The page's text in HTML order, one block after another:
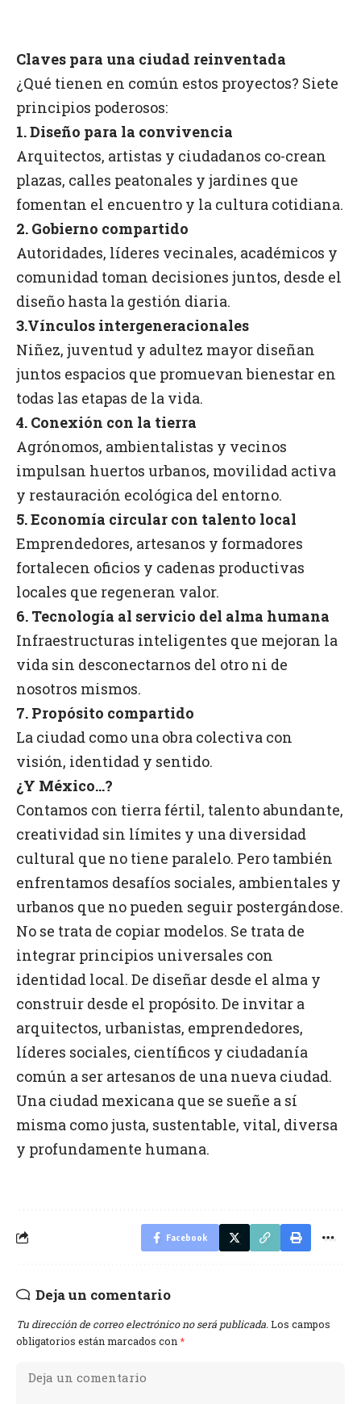
Claves para una ciudad reinventada
¿Qué tienen en común estos proyectos? Siete
principios poderosos:
1. Diseño para la convivencia
Arquitectos, artistas y ciudadanos co-crean
plazas, calles peatonales y jardines que
fomentan el encuentro y la cultura cotidiana.
2. Gobierno compartido
Autoridades, líderes vecinales, académicos y
comunidad toman decisiones juntos, desde el
diseño hasta la gestión diaria.
3.Vínculos intergeneracionales
Niñez, juventud y adultez mayor diseñan
juntos espacios que promuevan bienestar en
todas las etapas de la vida.
4. Conexión con la tierra
Agrónomos, ambientalistas y vecinos
impulsan huertos urbanos, movilidad activa
y restauración ecológica del entorno.
5. Economía circular con talento local
Emprendedores, artesanos y formadores
fortalecen oficios y cadenas productivas
locales que regeneran valor.
6. Tecnología al servicio del alma humana
Infraestructuras inteligentes que mejoran la
vida sin desconectarnos del otro ni de
nosotros mismos.
7. Propósito compartido
La ciudad como una obra colectiva con
visión, identidad y sentido.
¿Y México…?
Contamos con tierra fértil, talento abundante,
creatividad sin límites y una diversidad
cultural que no tiene paralelo. Pero también
enfrentamos desafíos sociales, ambientales y
urbanos que no pueden seguir postergándose.
No se trata de copiar modelos. Se trata de
integrar principios universales con
identidad local. De diseñar desde el alma y
construir desde el propósito. De invitar a
arquitectos, urbanistas, emprendedores,
líderes sociales, científicos y ciudadanía
común a ser artesanos de una nueva ciudad.
Una ciudad mexicana que se sueñe a sí
misma como justa, sustentable, vital, diversa
y profundamente humana.
Facebook
Deja un comentario
Tu dirección de correo electrónico no será publicada. Los campos
obligatorios están marcados con *